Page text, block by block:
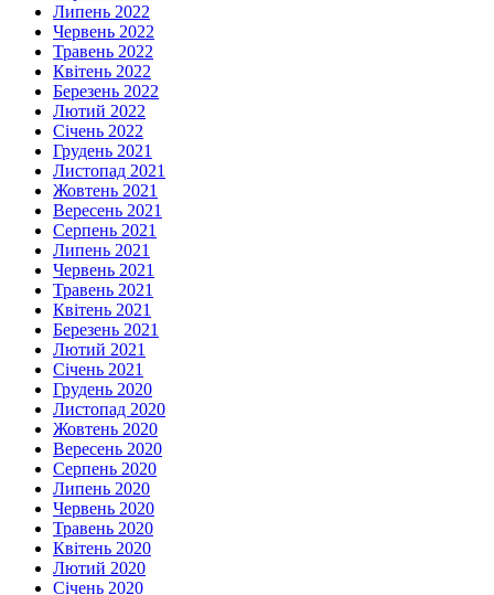
Липень 2022
Червень 2022
Травень 2022
Квітень 2022
Березень 2022
Лютий 2022
Січень 2022
Грудень 2021
Листопад 2021
Жовтень 2021
Вересень 2021
Серпень 2021
Липень 2021
Червень 2021
Травень 2021
Квітень 2021
Березень 2021
Лютий 2021
Січень 2021
Грудень 2020
Листопад 2020
Жовтень 2020
Вересень 2020
Серпень 2020
Липень 2020
Червень 2020
Травень 2020
Квітень 2020
Лютий 2020
Січень 2020